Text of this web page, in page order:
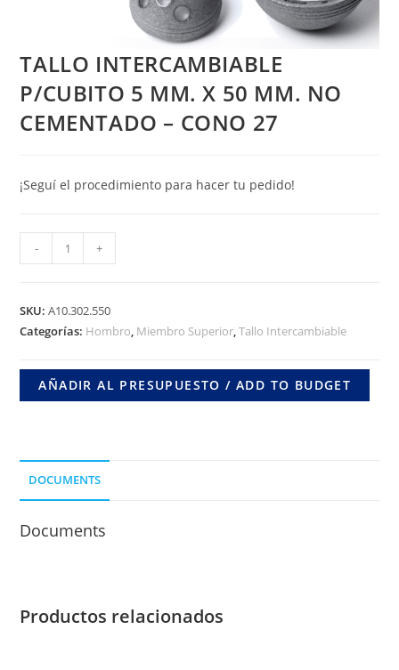
TALLO INTERCAMBIABLE
P/CUBITO 5 MM. X 50 MM. NO
CEMENTADO – CONO 27
¡Seguí el procedimiento para hacer tu pedido!
INTERCAMBIABLE
5
MM.
MM.
-
CONO
cantidad
- +
SKU:A10.302.550
Categorías: Hombro, Miembro Superior,Tallo Intercambiable
AÑADIR AL PRESUPUESTO / ADD TO BUDGET
DOCUMENTS
Documents
Productos relacionados